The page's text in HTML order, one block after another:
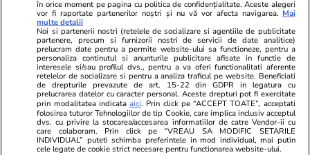
drepturile cetățenești”
Știri România 04 aug.
Nicușor Dan a promulgat legile pentru
jaloanele PNRR și Acordul SAFE: „Accesul
României la fondurile europene rămâne
garantat”
în orice moment pe pagina cu politica de confidențialitate. Aceste alegeri
vor fi raportate partenerilor noștri și nu vă vor afecta navigarea. Mai
multe detalii
Noi si partenerii nostri (retelele de socializare si agentiile de publicitate
partenere, precum si furnizorii nostri de servicii de date analitice)
prelucram date pentru a permite website-ului sa functioneze, pentru a
personaliza continutul si anunturile publicitare afisate in functie de
interesele si/sau profilul dvs., pentru a va oferi functionalitati aferente
retelelor de socializare si pentru a analiza traficul pe website. Beneficiati
de drepturile prevazute de art. 15-22 din GDPR in legatura cu
prelucrarea datelor cu caracter personal. Aceste drepturi pot fi exercitate
prin modalitatea indicataaici. Prin click pe “ACCEPT TOATE”, acceptati
folosirea tuturor Tehnologiilor de tip Cookie, care implica inclusiv acceptul
dvs. cu privire la stocarea/accesarea informatiilor de catre Vendor-ii cu
care colaboram. Prin click pe “VREAU SA MODIFIC SETARILE
INDIVIDUAL” puteti schimba preferintele in mod individual, mai putin
cele legate de cookie strict necesare pentru functionarea website-ului.